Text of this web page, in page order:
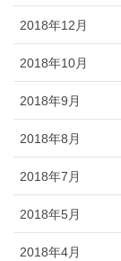
2018年12月
2018年10月
2018年9月
2018年8月
2018年7月
2018年5月
2018年4月